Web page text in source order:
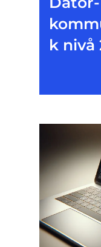
k nivå